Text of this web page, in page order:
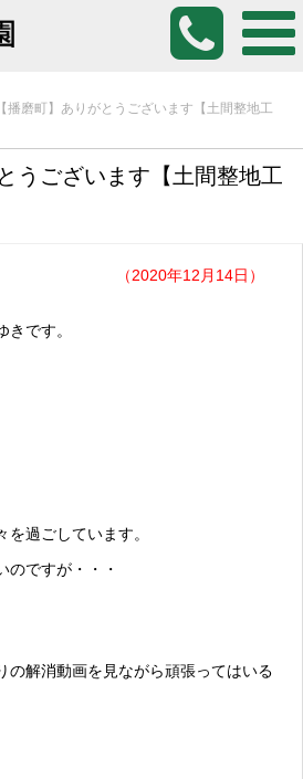
【播磨町】ありがとうございます【土間整地工
うございます【土間整地工
（2020年12月14日）
です。
を過ごしています。
のですが・・・
の解消動画を見ながら頑張ってはいる